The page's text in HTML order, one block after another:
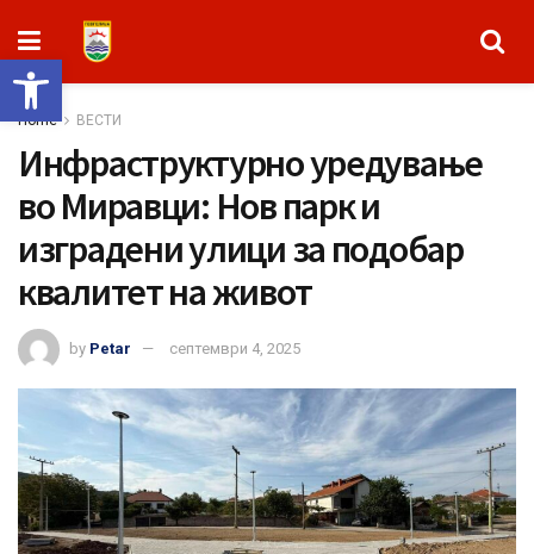
Open toolbar
Home ВЕСТИ
Инфраструктурно уредување
во Миравци: Нов парк и
изградени улици за подобар
квалитет на живот
by Petar септември 4, 2025